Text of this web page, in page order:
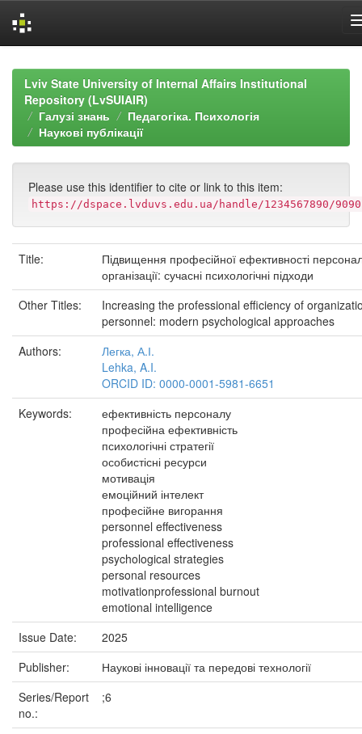
navigationLviv State University of Internal Affairs Institutional
Repository (LvSUIAIR)
Галузі знань
Педагогіка. Психологія
Наукові публікації
Please use this identifier to cite or link to this item:
https://dspace.lvduvs.edu.ua/handle/1234567890/9090
Title:
Підвищення професійної ефективності
організації: сучасні психологічні підходи
Other Titles:
Increasing the professional efficiency of
personnel: modern psychological approaches
Authors:
Легка, А.І.
Lehka, A.I.
ORCID ID: 0000-0001-5981-6651
Keywords:
ефективність персоналу
професійна ефективність
психологічні стратегії
особистісні ресурси
мотивація
емоційний інтелект
професійне вигорання
personnel effectiveness
professional effectiveness
psychological strategies
personal resources
motivationprofessional burnout
emotional intelligence
Issue Date:
2025
Publisher:
Наукові інновації та передові технології
Series/Report
no.:
;6